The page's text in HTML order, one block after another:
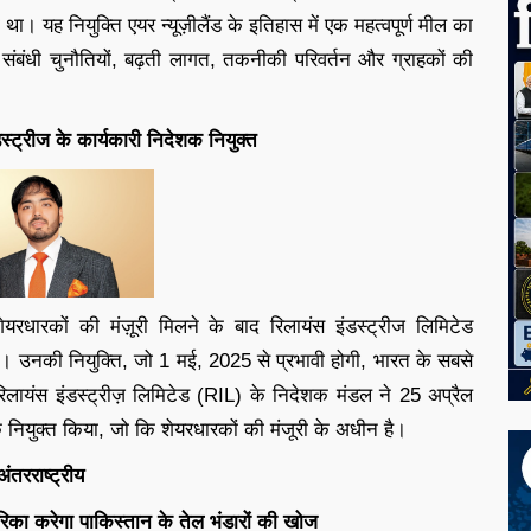
यह नियुक्ति एयर न्यूज़ीलैंड के इतिहास में एक महत्वपूर्ण मील का
चुनौतियों, बढ़ती लागत, तकनीकी परिवर्तन और ग्राहकों की
के कार्यकारी निदेशक नियुक्त
की मंज़ूरी मिलने के बाद रिलायंस इंडस्ट्रीज लिमिटेड
उनकी नियुक्ति, जो 1 मई, 2025 से प्रभावी होगी, भारत के सबसे
इंडस्ट्रीज़ लिमिटेड (RIL) के निदेशक मंडल ने 25 अप्रैल
किया, जो कि शेयरधारकों की मंजूरी के अधीन है।
करेगा पाकिस्तान के तेल भंडारों की खोज